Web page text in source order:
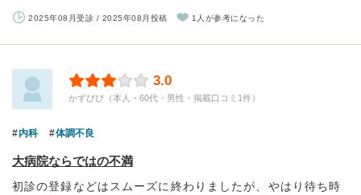
2025年08月受診 / 2025年08月投稿 1人が参考になった
3.0
かずぴぴ（本人・60代・男性・掲載口コミ1件）
内科 体調不良
大病院ならではの不満
初診の登録などはスムーズに終わりましたが、やはり待ち時